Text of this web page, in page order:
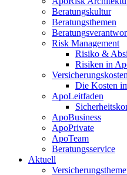
Beratungskultur
Beratungsthemen
Risk Management
Risiko &
Risiken in
Die Kosten
ApoLeitfaden
ApoBusiness
ApoPrivate
ApoTeam
Beratungsservice
Aktuell